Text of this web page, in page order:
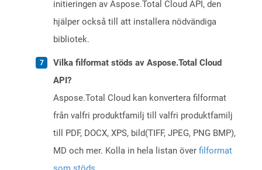
initieringen av Aspose.Total Cloud API, den
hjälper också till att installera nödvändiga
bibliotek.
Vilka filformat stöds av Aspose.Total Cloud
API?
Aspose.Total Cloud kan konvertera filformat
från valfri produktfamilj till valfri produktfamilj
till PDF, DOCX, XPS, bild(TIFF, JPEG, PNG BMP),
MD och mer. Kolla in hela listan över filformat